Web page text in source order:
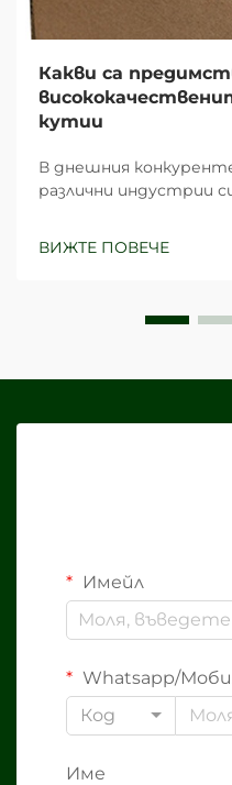
Какви са
кутии
В днешния
различни индустрии
като в същото време
ВИЖТЕ ПОВЕЧЕ
Имейл
Whatsapp/
Код
Име